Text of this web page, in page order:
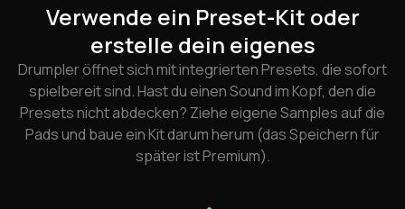
Verwende ein Preset-Kit oder
erstelle dein eigenes
Drumpler öffnet sich mit integrierten Presets, die sofort
spielbereit sind. Hast du einen Sound im Kopf, den die
Presets nicht abdecken? Ziehe eigene Samples auf die
Pads und baue ein Kit darum herum (das Speichern für
später ist Premium).